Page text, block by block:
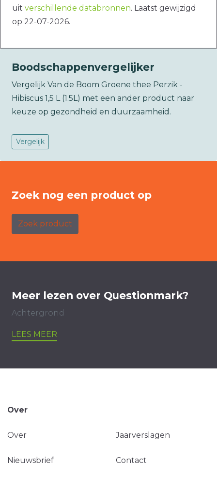
uit verschillende databronnen. Laatst gewijzigd
op 22-07-2026.
Boodschappenvergelijker
Vergelijk Van de Boom Groene thee Perzik -
Hibiscus 1,5 L (1.5L) met een ander product naar
keuze op gezondheid en duurzaamheid.
Vergelijk
Zoek nog een product op
Zoek product
Meer lezen over Questionmark?
Achtergrond
LEES MEER
Over
Over Jaarverslagen
Nieuwsbrief Contact